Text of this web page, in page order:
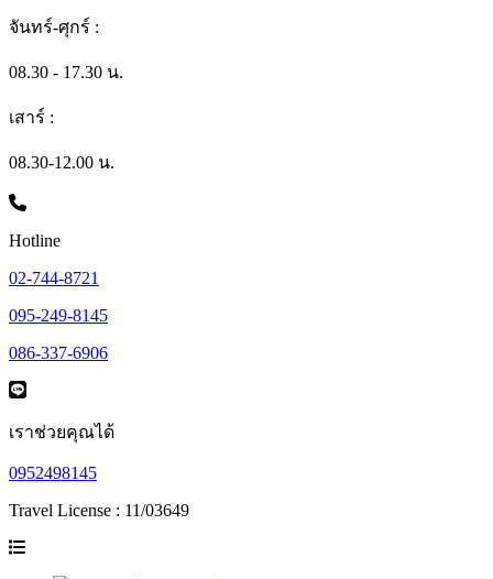
จันทร์-ศุกร์ :
08.30 - 17.30 น.
เสาร์ :
08.30-12.00 น.
Hotline
02-744-8721
095-249-8145
086-337-6906
เราช่วยคุณได้
0952498145
Travel License : 11/03649